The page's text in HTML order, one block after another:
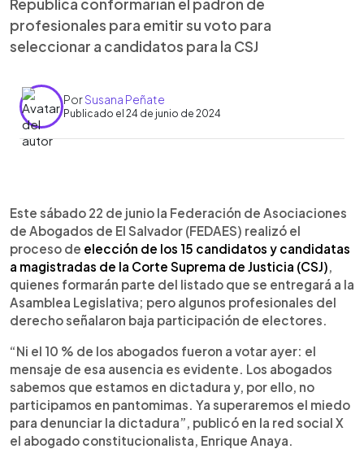
República conformarían el padrón de
profesionales para emitir su voto para
seleccionar a candidatos para la CSJ
PorSusana Peñate
Publicado el 24 de junio de 2024
► Escuchar artículo
Este sábado 22 de junio la Federación de Asociaciones
de Abogados de El Salvador (FEDAES) realizó el
proceso de elección de los 15 candidatos y candidatas
a magistradas de la Corte Suprema de Justicia (CSJ)
quienes formarán parte del listado que se entregará a la
Asamblea Legislativa; pero algunos profesionales del
derecho señalaron baja participación de electores.
“Ni el 10 % de los abogados fueron a votar ayer: el
mensaje de esa ausencia es evidente. Los abogados
sabemos que estamos en dictadura y, por ello, no
participamos en pantomimas. Ya superaremos el miedo
para denunciar la dictadura”, publicó en la red social X
el abogado constitucionalista, Enrique Anaya.